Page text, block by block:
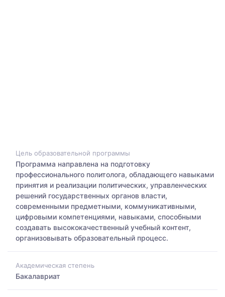
Цель образовательной программы
Программа направлена на подготовку
профессионального политолога, обладающего навыками
принятия и реализации политических, управленческих
решений государственных органов власти,
современными предметными, коммуникативными,
цифровыми компетенциями, навыками, способными
создавать высококачественный учебный контент,
организовывать образовательный процесс.
Академическая степень
Бакалавриат